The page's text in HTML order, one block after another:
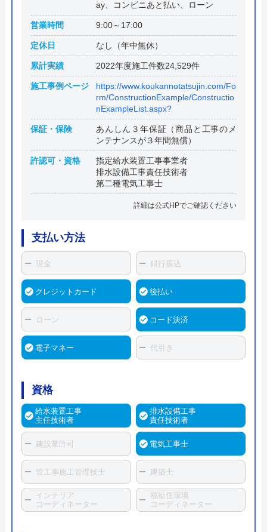
ay、コンビニあと払い、ローン
営業時間 9:00～17:00
定休日 なし（年中無休）
累計実績 2022年度施工件数24,529件
施工事例ページ
https://www.koukannotatsujin.com/Fo
rm/ConstructionExample/Constructio
nExampleList.aspx?
保証・保険
あんしん３年保証（商品と工事のメ
ンテナンスが３年間無償）
許認可・資格
指定給水装置工事事業者
排水設備工事責任技術者
第二種電気工事士
詳細は公式HPでご確認ください
支払い方法
現金 銀行振込
クレジットカード 後払い
ローン コード決済
電子マネー 代引き
資格
給水装置工事
主任技術者
排水設備工事
責任技術者
建設業許可 電気工事士
管工事施工管理技士 建築士
インテリア
コーディネーター
福祉住環境
コーディネーター